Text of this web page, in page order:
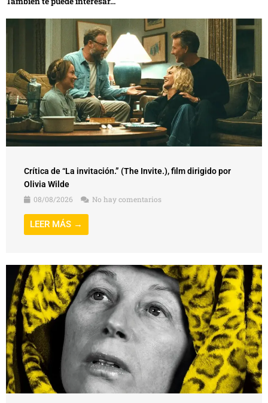
Crítica de “La invitación.” (The Invite.), film dirigido por
Olivia Wilde
08/08/2026
No hay comentarios
LEER MÁS →